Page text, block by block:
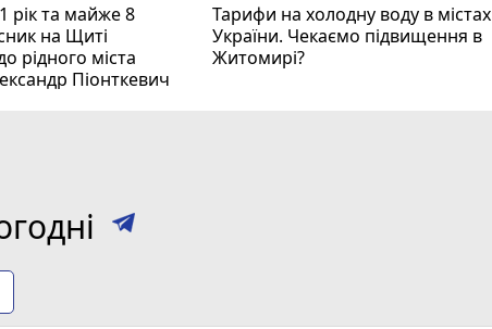
рік та майже 8
на Щиті
рідного міста
Піонткевич
Тарифи на холодну воду в містах
України. Чекаємо підвищення в
Житомирі?